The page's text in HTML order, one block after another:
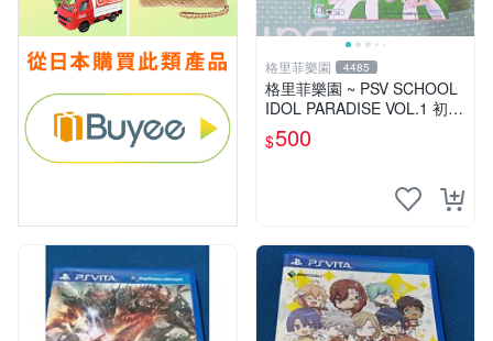
格里菲樂園 4485
格里菲樂園 ~ PSV SCHOOL
IDOL PARADISE VOL.1 初回
限定版同梱特典 psvita
$500